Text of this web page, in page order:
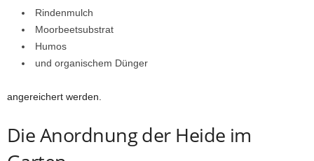
Rindenmulch
Moorbeetsubstrat
Humos
und organischem Dünger
angereichert werden.
Die Anordnung der Heide im